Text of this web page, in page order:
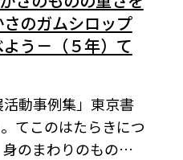
のガムシロップ
う－（５年）て
活動事例集」東京書
てこのはたらきにつ
のまわりのものを